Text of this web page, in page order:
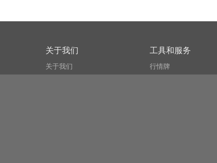
关于我们
关于我们
什么叫CSPA?
工具和服务
行情牌
比特币 显示器